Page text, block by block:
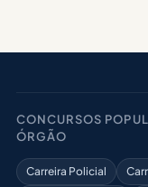
CONCURSOS
ÓRGÃO
Carreira Policial